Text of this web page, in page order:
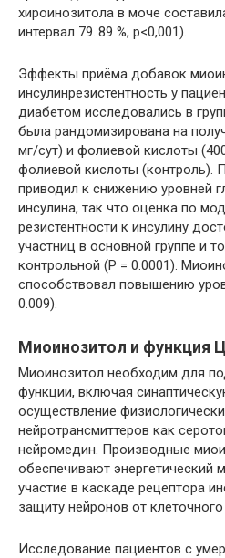
хироинозитола в моче
интервал 79..89 %, р<0,001).
Эффекты приёма добавок
инсулинрезистентность у
диабетом исследовались в
была рандомизирована на
мг/сут) и фолиевой кислоты
фолиевой кислоты (контроль).
приводил к снижению уровней
инсулина, так что оценка по
резистентности к инсулину
участниц в основной группе и
контрольной (Р = 0.0001).
способствовал повышению
0.009).
Миоинозитол и функция
Миоинозитол необходим для
функции, включая
осуществление
нейротрансмиттеров как
нейромедин. Производные
обеспечивают энергетический
участие в каскаде рецептора
защиту нейронов от клеточного
Исследование пациентов с